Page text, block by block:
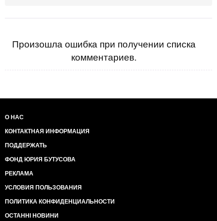
Произошла ошибка при получении списка
комментариев.
О НАС
КОНТАКТНАЯ ИНФОРМАЦИЯ
ПОДДЕРЖАТЬ
ФОНД ЮРИЯ БУТУСОВА
РЕКЛАМА
УСЛОВИЯ ПОЛЬЗОВАНИЯ
ПОЛИТИКА КОНФИДЕНЦИАЛЬНОСТИ
ОСТАННІ НОВИНИ